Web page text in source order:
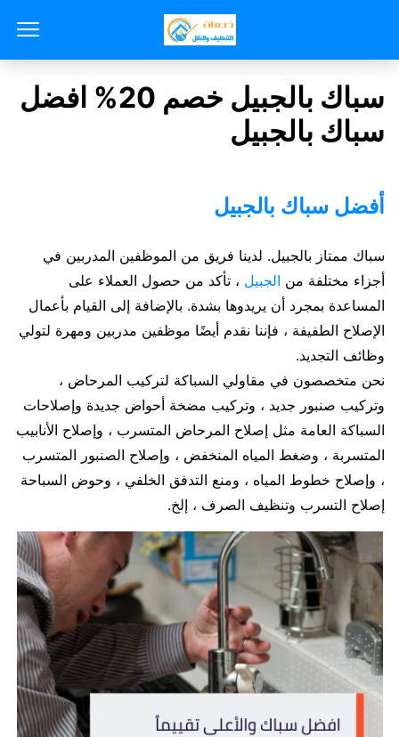
سباك بالجبيل خصم 20% افضل
سباك بالجبيل
أفضل سباك بالجبيل
سباك ممتاز بالجبيل. لدينا فريق من الموظفين المدربين في
أجزاء مختلفة من الجبيل ، تأكد من حصول العملاء على
المساعدة بمجرد أن يريدوها بشدة. بالإضافة إلى القيام بأعمال
الإصلاح الطفيفة ، فإننا نقدم أيضًا موظفين مدربين ومهرة لتولي
وظائف التجديد.
نحن متخصصون في مقاولي السباكة لتركيب المرحاض ،
وتركيب صنبور جديد ، وتركيب مضخة أحواض جديدة وإصلاحات
السباكة العامة مثل إصلاح المرحاض المتسرب ، وإصلاح الأنابيب
المتسربة ، وضغط المياه المنخفض ، وإصلاح الصنبور المتسرب
، وإصلاح خطوط المياه ، ومنع التدفق الخلفي ، وحوض السباحة
إصلاح التسرب وتنظيف الصرف ، إلخ.